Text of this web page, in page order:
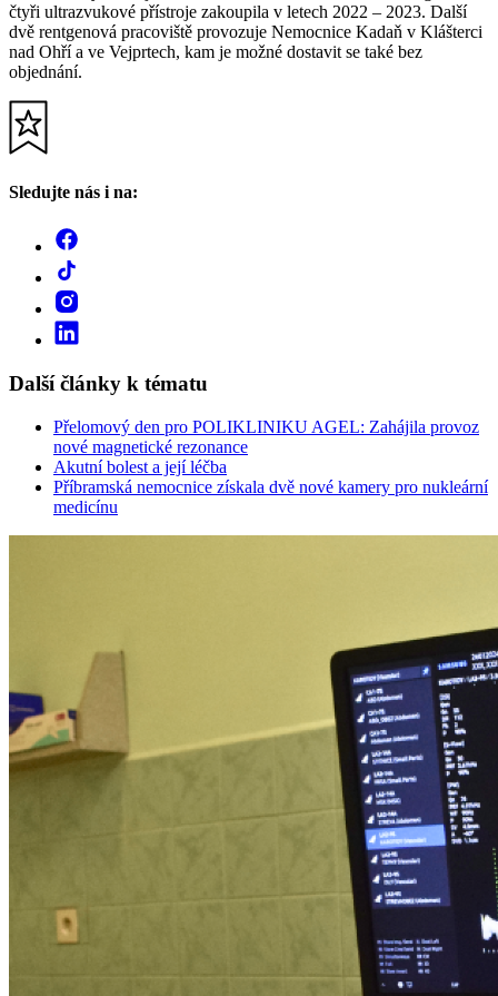
čtyři ultrazvukové přístroje zakoupila v letech 2022 – 2023. Další
dvě rentgenová pracoviště provozuje Nemocnice Kadaň v Klášterci
nad Ohří a ve Vejprtech, kam je možné dostavit se také bez
objednání.
Sledujte nás i na:
Další články k tématu
Přelomový den pro POLIKLINIKU AGEL: Zahájila provoz
nové magnetické rezonance
Akutní bolest a její léčba
Příbramská nemocnice získala dvě nové kamery pro nukleární
medicínu